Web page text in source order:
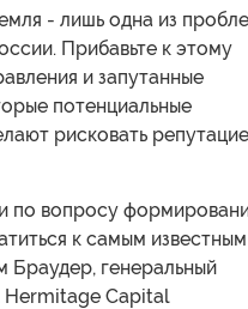
- лишь одна из
Прибавьте к этому
и запутанные
потенциальные
рисковать
по вопросу
к самым
Браудер, генеральный
Hermitage Capital